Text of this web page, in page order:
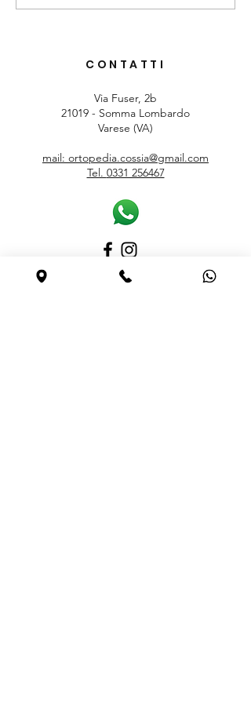
5433: comfort,sostegno e
CONTATTI
Via Fuser, 2b
21019 - Somma Lombardo
Varese (VA)
mail: ortopedia.cossia@gmail.com
Tel. 0331 256467